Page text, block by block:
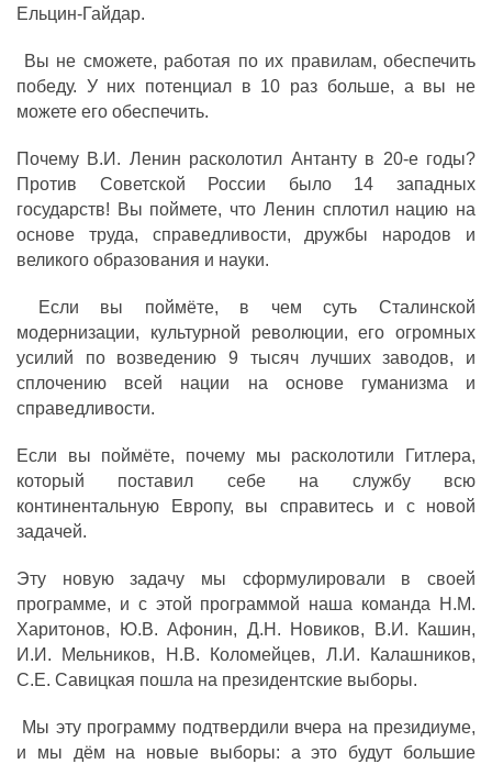
Ельцин-Гайдар.
Вы не сможете, работая по их правилам, обеспечить
победу. У них потенциал в 10 раз больше, а вы не
можете его обеспечить.
Почему В.И. Ленин расколотил Антанту в 20-е годы?
Против Советской России было 14 западных
государств! Вы поймете, что Ленин сплотил нацию на
основе труда, справедливости, дружбы народов и
великого образования и науки.
Если вы поймёте, в чем суть Сталинской
модернизации, культурной революции, его огромных
усилий по возведению 9 тысяч лучших заводов, и
сплочению всей нации на основе гуманизма и
справедливости.
Если вы поймёте, почему мы расколотили Гитлера,
который поставил себе на службу всю
континентальную Европу, вы справитесь и с новой
задачей.
Эту новую задачу мы сформулировали в своей
программе, и с этой программой наша команда Н.М.
Харитонов, Ю.В. Афонин, Д.Н. Новиков, В.И. Кашин,
И.И. Мельников, Н.В. Коломейцев, Л.И. Калашников,
С.Е. Савицкая пошла на президентские выборы.
Мы эту программу подтвердили вчера на президиуме,
и мы дём на новые выборы: а это будут большие